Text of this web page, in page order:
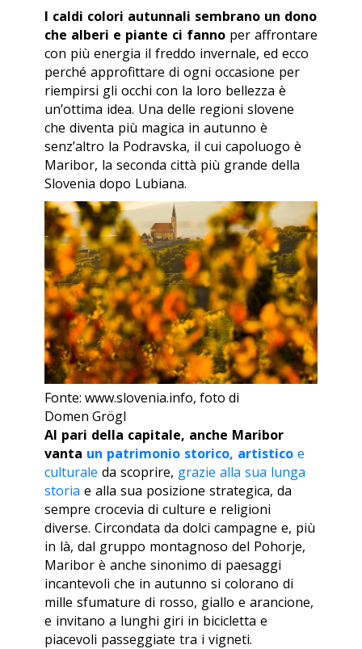
I caldi colori autunnali sembrano un dono
che alberi e piante ci fanno per affrontare
con più energia il freddo invernale, ed ecco
perché approfittare di ogni occasione per
riempirsi gli occhi con la loro bellezza è
un’ottima idea. Una delle regioni slovene
che diventa più magica in autunno è
senz’altro la Podravska, il cui capoluogo è
Maribor, la seconda città più grande della
Slovenia dopo Lubiana.
Fonte: www.slovenia.info, foto di
Domen Grögl
Al pari della capitale, anche Maribor
vanta un patrimonio storico, artistico e
culturale da scoprire, grazie alla sua lunga
storia e alla sua posizione strategica, da
sempre crocevia di culture e religioni
diverse. Circondata da dolci campagne e, più
in là, dal gruppo montagnoso del Pohorje,
Maribor è anche sinonimo di paesaggi
incantevoli che in autunno si colorano di
mille sfumature di rosso, giallo e arancione,
e invitano a lunghi giri in bicicletta e
piacevoli passeggiate tra i vigneti.